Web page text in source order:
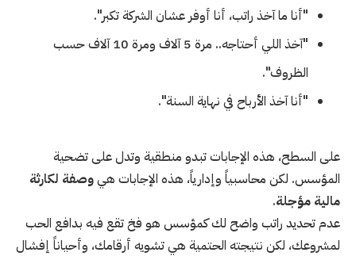
"أنا ما آخذ راتب، أنا أوفر عشان الشركة تكبر".
"آخذ اللي أحتاجه.. مرة 5 آلاف ومرة 10 آلاف حسب
الظروف".
"أنا آخذ الأرباح في نهاية السنة".
على السطح، هذه الإجابات تبدو منطقية وتدل على تضحية
المؤسس. لكن محاسبياً وإدارياً، هذه الإجابات هيوصفة لكارثة
مالية مؤجلة.
عدم تحديد راتب واضح لك كمؤسس هو فخ تقع فيه بدافع الحب
لمشروعك، لكن نتيجته الحتمية هي تشويه أرقامك، وأحياناً إفشال